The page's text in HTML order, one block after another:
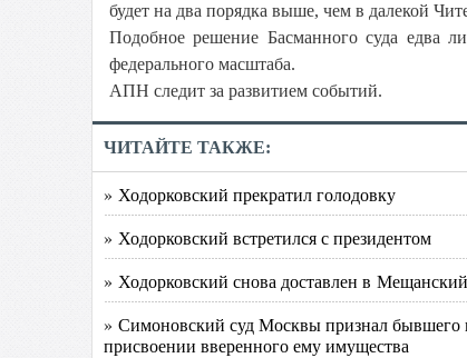
будет на два порядка выше, чем в далекой
Подобное решение Басманного суда едва
федерального масштаба.
АПН следит за развитием событий.
ЧИТАЙТЕ ТАКЖЕ:
» Ходорковский прекратил голодовку
» Ходорковский встретился с президентом
» Ходорковский снова доставлен в
» Симоновский суд Москвы признал
присвоении вверенного ему имущества